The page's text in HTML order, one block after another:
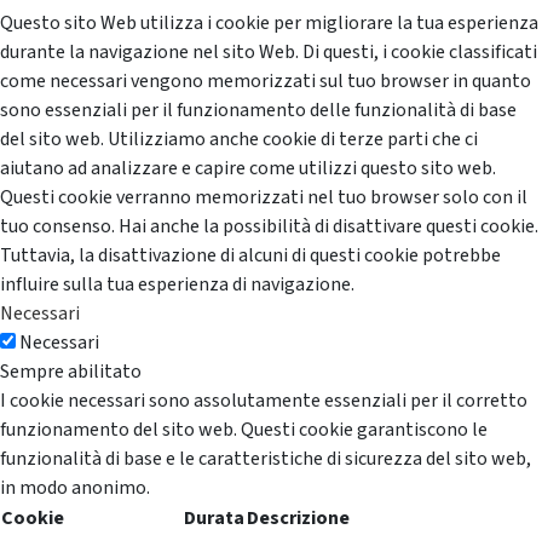
Questo sito Web utilizza i cookie per migliorare la tua esperienza
durante la navigazione nel sito Web. Di questi, i cookie classificati
come necessari vengono memorizzati sul tuo browser in quanto
sono essenziali per il funzionamento delle funzionalità di base
del sito web. Utilizziamo anche cookie di terze parti che ci
aiutano ad analizzare e capire come utilizzi questo sito web.
Questi cookie verranno memorizzati nel tuo browser solo con il
tuo consenso. Hai anche la possibilità di disattivare questi cookie.
Tuttavia, la disattivazione di alcuni di questi cookie potrebbe
influire sulla tua esperienza di navigazione.
Necessari
Necessari
Sempre abilitato
I cookie necessari sono assolutamente essenziali per il corretto
funzionamento del sito web. Questi cookie garantiscono le
funzionalità di base e le caratteristiche di sicurezza del sito web,
in modo anonimo.
Cookie
DurataDescrizione